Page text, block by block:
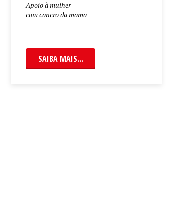
Apoio à mulher
com cancro da mama
SAIBA MAIS...